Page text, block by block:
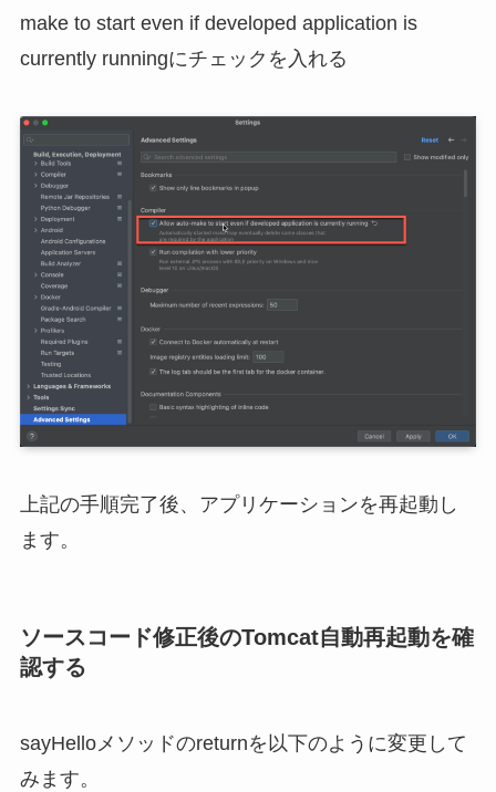
make to start even if developed application is
currently runningにチェックを入れる
上記の手順完了後、アプリケーションを再起動し
ます。
ソースコード修正後のTomcat自動再起動を確
認する
sayHelloメソッドのreturnを以下のように変更して
みます。